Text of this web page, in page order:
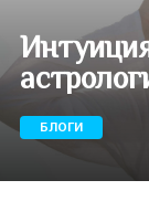
БЛОГИ